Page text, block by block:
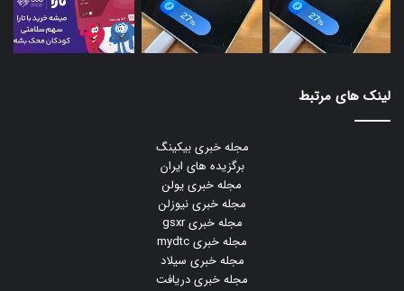
لینک های مرتبط
مجله خبری بیکینگ
برگزیده های ایران
مجله خبری یولن
مجله خبری نیوزلن
مجله خبری gsxr
مجله خبری mydtc
مجله خبری سیلاد
مجله خبری دریافت